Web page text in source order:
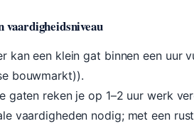
vaardigheidsniveau
kan een klein gat binnen een uur
bouwmarkt)).
gaten reken je op 1–2 uur werk
vaardigheden nodig; met een